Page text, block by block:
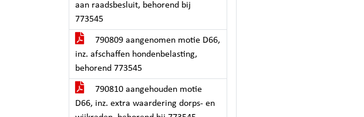
aan raadsbesluit, behorend bij
773545
790809 aangenomen motie D66,
inz. afschaffen hondenbelasting,
behorend 773545
790810 aangehouden motie
D66, inz. extra waardering dorps- en